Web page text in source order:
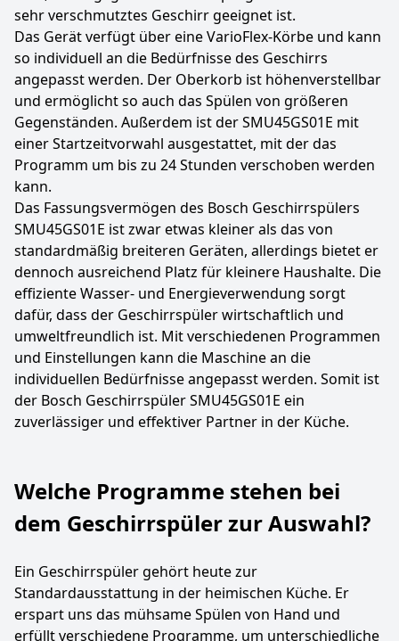
sehr verschmutztes Geschirr geeignet ist.
Das Gerät verfügt über eine VarioFlex-Körbe und kann
so individuell an die Bedürfnisse des Geschirrs
angepasst werden. Der Oberkorb ist höhenverstellbar
und ermöglicht so auch das Spülen von größeren
Gegenständen. Außerdem ist der SMU45GS01E mit
einer Startzeitvorwahl ausgestattet, mit der das
Programm um bis zu 24 Stunden verschoben werden
kann.
Das Fassungsvermögen des Bosch Geschirrspülers
SMU45GS01E ist zwar etwas kleiner als das von
standardmäßig breiteren Geräten, allerdings bietet er
dennoch ausreichend Platz für kleinere Haushalte. Die
effiziente Wasser- und Energieverwendung sorgt
dafür, dass der Geschirrspüler wirtschaftlich und
umweltfreundlich ist. Mit verschiedenen Programmen
und Einstellungen kann die Maschine an die
individuellen Bedürfnisse angepasst werden. Somit ist
der Bosch Geschirrspüler SMU45GS01E ein
zuverlässiger und effektiver Partner in der Küche.
Welche Programme stehen bei
dem Geschirrspüler zur Auswahl?
Ein Geschirrspüler gehört heute zur
Standardausstattung in der heimischen Küche. Er
erspart uns das mühsame Spülen von Hand und
erfüllt verschiedene Programme, um unterschiedliche